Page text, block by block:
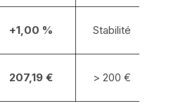
+1,00 % Stabilité
207,19 € > 200 €